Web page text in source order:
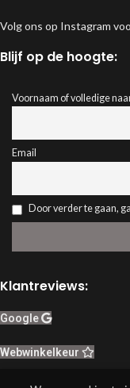
Volg ons op Instagram
Blijf op de hoogte:
Voornaam of volledige
Email
Door verder te gaan,
Klantreviews:
Google
Webwinkelkeur